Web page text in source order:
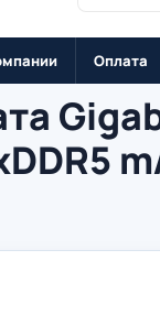
Оплата